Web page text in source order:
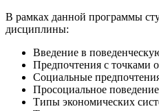
В рамках данной программы
дисциплины:
Введение в
Предпочтения с точками
Социальные
Просоциальное поведение
Типы экономических